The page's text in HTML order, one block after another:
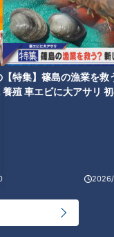
【特集】篠島の漁業を救
養殖 車エビに大アサリ
みを目指す、竜のス
・細川成也 2年目のジ
気になるものとは？
に手術…ドラフト１位